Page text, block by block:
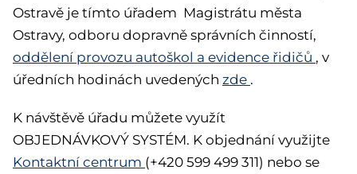
Ostravě je tímto úřadem Magistrátu města
Ostravy, odboru dopravně správních činností,
oddělení provozu autoškol a evidence řidičů , v
úředních hodinách uvedených zde .
K návštěvě úřadu můžete využít
OBJEDNÁVKOVÝ SYSTÉM. K objednání využijte
Kontaktní centrum (+420 599 499 311) nebo se